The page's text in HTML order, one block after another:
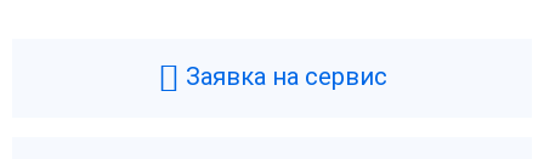
Заявка на сервис